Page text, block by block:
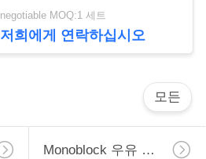
negotiable MOQ:1 세트
저희에게 연락하십시오
모든
Monoblock 우유 채우는 선